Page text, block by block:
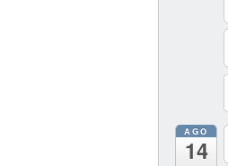
AGO
14